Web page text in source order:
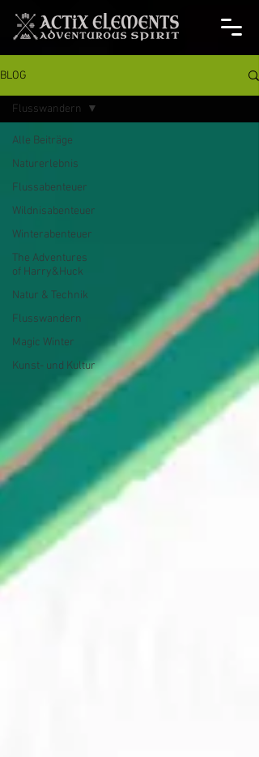
BLOG
Alle Beiträge
Naturerlebnis
Flussabenteuer
Wildnisabenteuer
Winterabenteuer
The Adventures
of Harry&Huck
Natur & Technik
Flusswandern
Magic Winter
Kunst- und Kultur
Flusswandern